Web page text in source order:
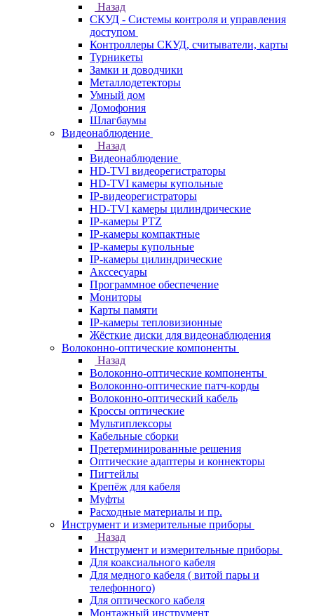
Назад
СКУД - Системы контроля и управления
доступом
Контроллеры СКУД, считыватели, карты
Турникеты
Замки и доводчики
Металлодетекторы
Умный дом
Домофония
Шлагбаумы
Видеонаблюдение
Назад
Видеонаблюдение
HD-TVI видеорегистраторы
HD-TVI камеры купольные
IP-видеорегистраторы
HD-TVI камеры цилиндрические
IP-камеры PTZ
IP-камеры компактные
IP-камеры купольные
IP-камеры цилиндрические
Акссесуары
Программное обеспечение
Мониторы
Карты памяти
IP-камеры тепловизионные
Жёсткие диски для видеонаблюдения
Волоконно-оптические компоненты
Назад
Волоконно-оптические компоненты
Волоконно-оптические патч-корды
Волоконно-оптический кабель
Кроссы оптические
Мультиплексоры
Кабельные сборки
Претерминированные решения
Оптические адаптеры и коннекторы
Пигтейлы
Крепёж для кабеля
Муфты
Расходные материалы и пр.
Инструмент и измерительные приборы
Назад
Инструмент и измерительные приборы
Для коаксиального кабеля
Для медного кабеля ( витой пары и
телефонного)
Для оптического кабеля
Монтажный инструмент